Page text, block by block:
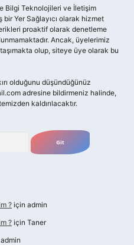
Bilgi Teknolojileri ve İletişim
bir Yer Sağlayıcı olarak hizmet
proaktif olarak denetleme
Ancak, üyelerimiz
olup, siteye üye olarak bu
olduğunu düşündüğünüz
adresine bildirmeniz halinde,
kaldırılacaktır.
? için admin
? için Taner
admin